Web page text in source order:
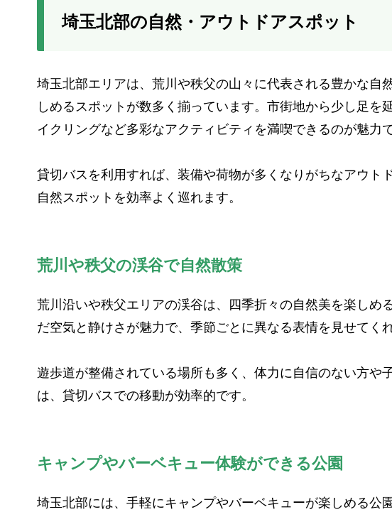
埼玉北部の自然・アウトドアスポット
埼玉北部エリアは、荒川や秩父の山々に代表される豊かな自
しめるスポットが数多く揃っています。市街地から少し足を
イクリングなど多彩なアクティビティを満喫できるのが魅力で
貸切バスを利用すれば、装備や荷物が多くなりがちなアウト
自然スポットを効率よく巡れます。
荒川や秩父の渓谷で自然散策
荒川沿いや秩父エリアの渓谷は、四季折々の自然美を楽し
だ空気と静けさが魅力で、季節ごとに異なる表情を見せてくれ
遊歩道が整備されている場所も多く、体力に自信のない方
は、貸切バスでの移動が効率的です。
キャンプやバーベキュー体験ができる公園
埼玉北部には、手軽にキャンプやバーベキューが楽しめる